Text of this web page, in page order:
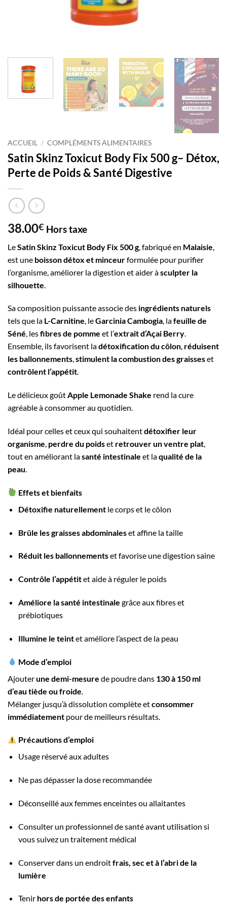
ACCUEIL / COMPLÉMENTS ALIMENTAIRES
Satin Skinz Toxicut Body Fix 500 g– Détox,
Perte de Poids & Santé Digestive
38.00€ Hors taxe
LeSatin Skinz Toxicut Body Fix 500 g, fabriqué en Malaisie
est une boisson détox et minceurformulée pour purifier
l’organisme, améliorer la digestion et aider àsculpter la
silhouette
Sa composition puissante associe des ingrédients naturels
tels que la L-Carnitine, leGarcinia Cambogia, lafeuille de
Séné, lesfibres de pomme et l’extrait d’Açai Berry.
Ensemble, ils favorisent ladétoxification du côlon, réduisent
les ballonnements,stimulent la combustion des graisseset
contrôlent l’appétit.
Le délicieux goûtApple Lemonade Shake rend la cure
agréable à consommer au quotidien.
Idéal pour celles et ceux qui souhaitentdétoxifier leur
organisme, perdre du poidset retrouver un ventre plat,
tout en améliorant lasanté intestinale et laqualité de la
peau.
Effets et bienfaits
Détoxifie naturellementle corps et le côlon
Brûle les graisses abdominaleset affine la taille
Réduit les ballonnementset favorise une digestion saine
Contrôle l’appétitet aide à réguler le poids
Améliore la santé intestinale grâce aux fibres et
prébiotiques
Illumine le teintet améliore l’aspect de la peau
Mode d’emploi
Ajouterune demi-mesure de poudre dans 130 à 150 ml
d’eau tiède ou froide
Mélanger jusqu’à dissolution complète etconsommer
immédiatement pour de meilleurs résultats.
Précautions d’emploi
Usage réservé aux adultes
Ne pas dépasser la dose recommandée
Déconseillé aux femmes enceintes ou allaitantes
Consulter un professionnel de santé avant utilisation si
vous suivez un traitement médical
Conserver dans un endroitfrais, sec et à l’abri de la
lumière
Tenir hors de portée des enfants